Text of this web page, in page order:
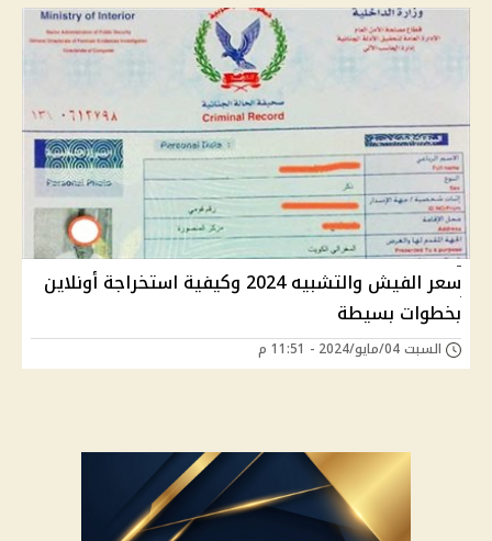
سعر الفيش والتشبيه 2024 وكيفية استخراجة أونلاين
بخطوات بسيطة
السبت 04/مايو/2024 - 11:51 م